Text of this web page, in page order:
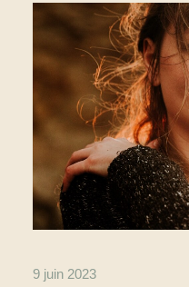
9 juin 2023